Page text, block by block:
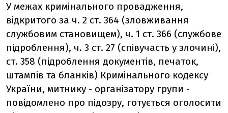
У межах кримінального провадження,
відкритого за ч. 2 ст. 364 (зловживання
службовим становищем), ч. 1 ст. 366 (службове
підроблення), ч. 3 ст. 27 (співучасть у злочині),
ст. 358 (підроблення документів, печаток,
штампів та бланків) Кримінального кодексу
України, митнику - організатору групи -
повідомлено про підозру, готується оголосити